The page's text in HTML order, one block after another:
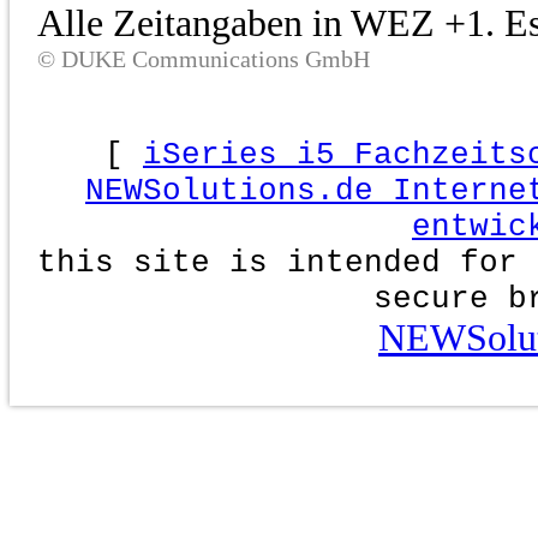
Alle Zeitangaben in WEZ +1.
© DUKE Communications GmbH
[ iSeries i5
NEWSolutions.de
this site is intended for
secure